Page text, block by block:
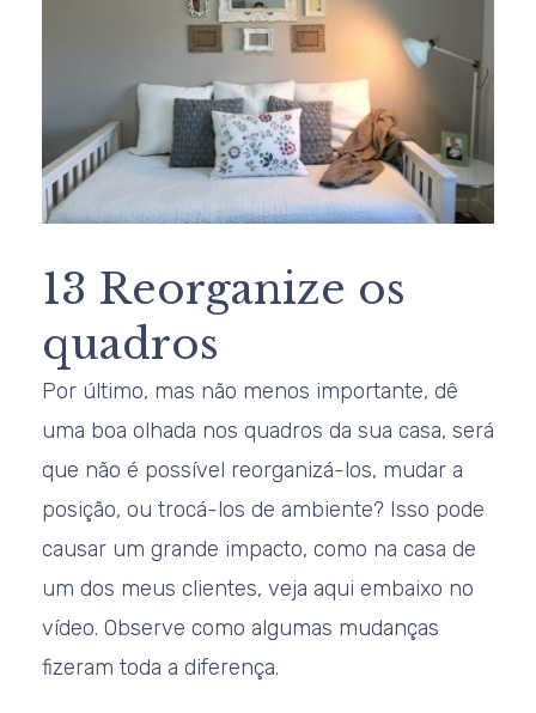
13 Reorganize os
quadros
Por último, mas não menos importante, dê
uma boa olhada nos quadros da sua casa, será
que não é possível reorganizá-los, mudar a
posição, ou trocá-los de ambiente? Isso pode
causar um grande impacto, como na casa de
um dos meus clientes, veja aqui embaixo no
vídeo. Observe como algumas mudanças
fizeram toda a diferença.